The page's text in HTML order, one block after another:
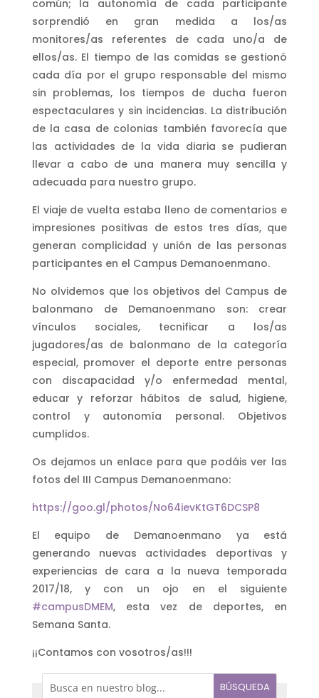
común; la autonomía de cada participante
sorprendió en gran medida a los/as
monitores/as referentes de cada uno/a de
ellos/as. El tiempo de las comidas se gestionó
cada día por el grupo responsable del mismo
sin problemas, los tiempos de ducha fueron
espectaculares y sin incidencias. La distribución
de la casa de colonias también favorecía que
las actividades de la vida diaria se pudieran
llevar a cabo de una manera muy sencilla y
adecuada para nuestro grupo.
El viaje de vuelta estaba lleno de comentarios e
impresiones positivas de estos tres días, que
generan complicidad y unión de las personas
participantes en el Campus Demanoenmano.
No olvidemos que los objetivos del Campus de
balonmano de Demanoenmano son: crear
vínculos sociales, tecnificar a los/as
jugadores/as de balonmano de la categoría
especial, promover el deporte entre personas
con discapacidad y/o enfermedad mental,
educar y reforzar hábitos de salud, higiene,
control y autonomía personal. Objetivos
cumplidos.
Os dejamos un enlace para que podáis ver las
fotos del III Campus Demanoenmano:
https://goo.gl/photos/No64ievKtGT6DCSP8
El equipo de Demanoenmano ya está
generando nuevas actividades deportivas y
experiencias de cara a la nueva temporada
2017/18, y con un ojo en el siguiente
#campusDMEM, esta vez de deportes, en
Semana Santa.
¡¡Contamos con vosotros/as!!!